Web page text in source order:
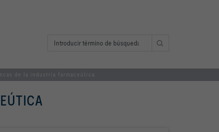
de la industria farmaceútica